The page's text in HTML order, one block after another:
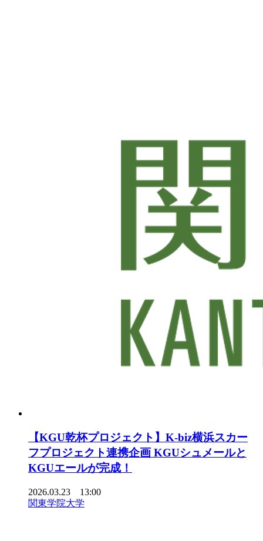
【KGU乾杯プロジェクト】K-biz横浜スカー
フプロジェクト連携企画 KGUシュメールと
KGUエールが完成！
2026.03.23 13:00
関東学院大学